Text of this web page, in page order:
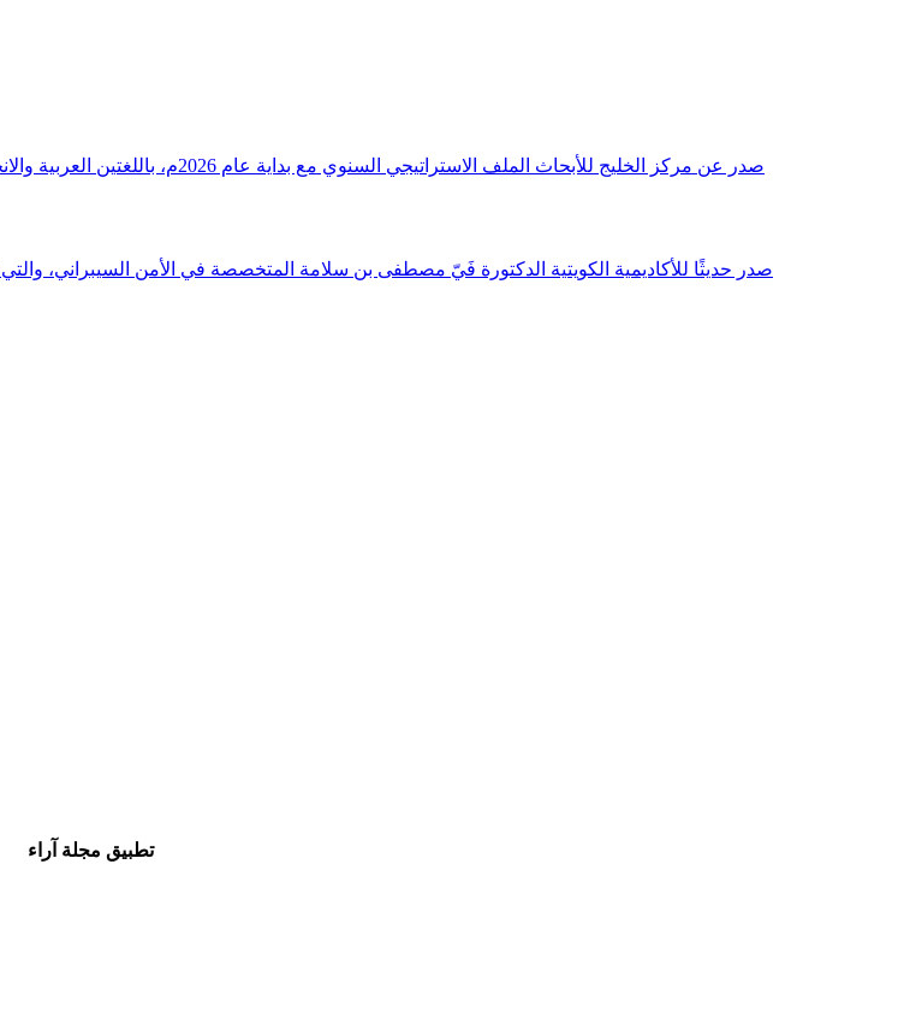
صدر عن مركز الخليج للأبحاث الملف الاستراتيجي السنوي مع بداية عام 2026م، باللغتين العربية والانجليزية وتضمن دراسات تحليلية ورؤى معمقة، وقراءات دقيقة ورصدًا واستشرافًا وافيًا لكافة أ
صدر حديثًا للأكاديمية الكويتية الدكتورة فَيّ مصطفى بن سلامة المتخصصة في الأمن السيبراني،
تطبيق مجلة آراء